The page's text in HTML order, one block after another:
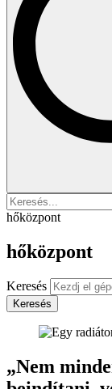
hőközpont
hőközpont
Keresés
Keresés
„Nem